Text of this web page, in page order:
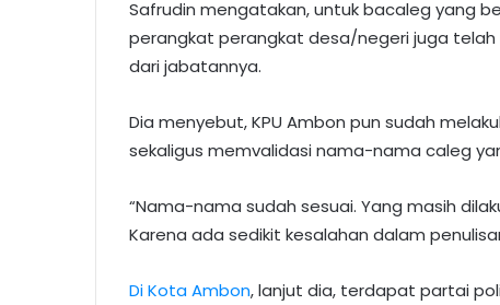
Safrudin mengatakan, untuk bacaleg yang
perangkat perangkat desa/negeri juga
dari jabatannya.
Dia menyebut, KPU Ambon pun sudah
sekaligus memvalidasi nama-nama caleg
“Nama-nama sudah sesuai. Yang masih
Karena ada sedikit kesalahan dalam
Di Kota Ambon, lanjut dia, terdapat partai